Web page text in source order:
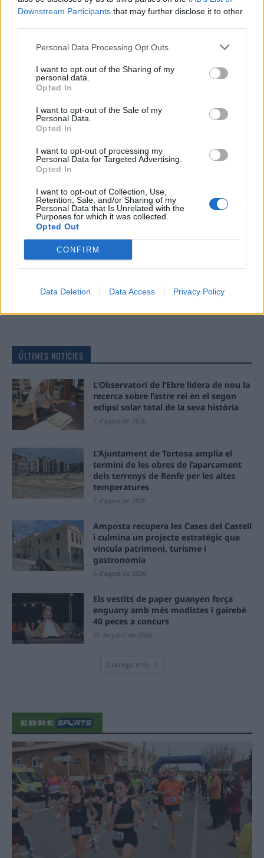
Downstream Participants that may further disclose it to other
Personal Data Processing Opt Outs
I want to opt-out of the Sharing of my
personal data.
Opted In
I want to opt-out of the Sale of my
Personal Data.
Opted In
I want to opt-out of processing my
Personal Data for Targeted Advertising.
Opted In
I want to opt-out of Collection, Use,
Retention, Sale, and/or Sharing of my
Personal Data that Is Unrelated with the
Purposes for which it was collected.
Opted Out
CONFIRM
Data Deletion Data Access Privacy Policy
DEIXA UNA RESPOSTA
Comentari:
Deseu el meu nom, el correu electrònic i el lloc web en
aquest navegador per a la propera vegada que comenti.
ÚLTIMES NOTÍCIES
L’Observatori de l’Ebre lidera de nou la
recerca sobre l’astre rei en el segon
eclipsi solar total de la seva història
7 d'agost de 2026
L’Ajuntament de Tortosa amplia el
termini de les obres de l’aparcament
dels terrenys de Renfe per les altes
temperatures
7 d'agost de 2026
Amposta recupera les Cases del Castell
i culmina un projecte estratègic que
vincula patrimoni, turisme i
gastronomia
6 d'agost de 2026
Els vestits de paper guanyen força
enguany amb més modistes i gairebé
40 peces a concurs
31 de juliol de 2026
Carrega més